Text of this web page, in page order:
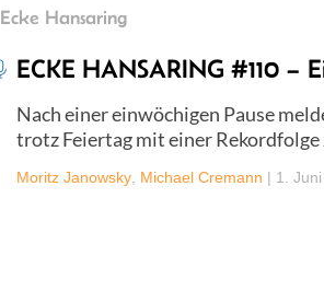
Ecke Hansaring
ECKE HANSARING #110 –
Nach einer einwöchigen Pause
trotz Feiertag mit einer Rekordfolge
Moritz Janowsky Michael Cremann | 1.